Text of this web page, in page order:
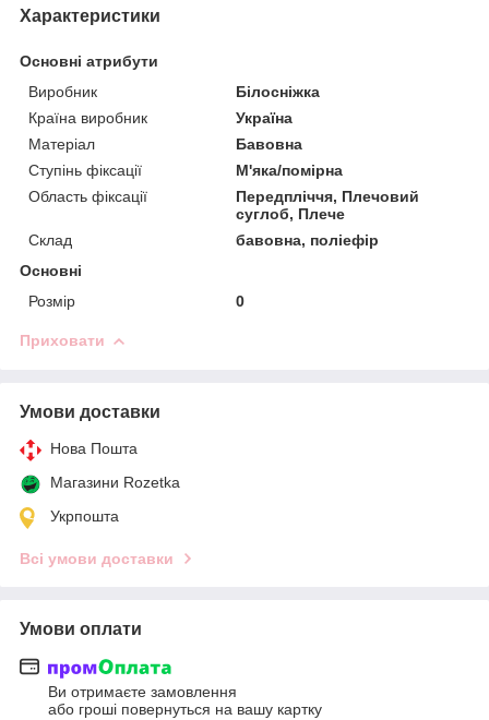
Характеристики
Основні атрибути
Виробник
Білосніжка
Країна виробник
Україна
Матеріал
Бавовна
Ступінь фіксації
М'яка/помірна
Область фіксації
Передпліччя, Плечовий
суглоб, Плече
Склад
бавовна, поліефір
Основні
Розмір
0
Приховати
Умови доставки
Нова Пошта
Магазини Rozetka
Укрпошта
Всі умови доставки
Умови оплати
Ви отримаєте замовлення
або гроші повернуться на вашу картку